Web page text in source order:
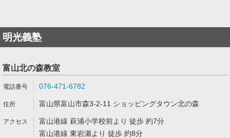
明光義塾
富山北の森教室
076-471-6782
富山県富山市森3-2-11 ショッピングタウン北の森
富山港線 萩浦小学校前より 徒歩 約7分
富山港線 東岩瀬より 徒歩 約8分